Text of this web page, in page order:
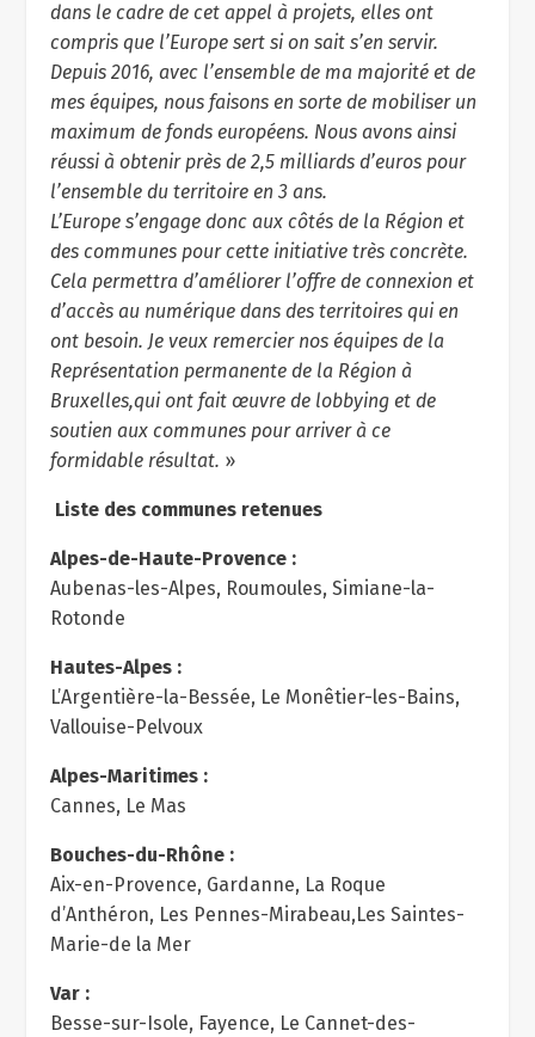
dans le cadre de cet appel à projets, elles ont
compris que l’Europe sert si on sait s’en servir.
Depuis 2016, avec l’ensemble de ma majorité et de
mes équipes, nous faisons en sorte de mobiliser un
maximum de fonds européens. Nous avons ainsi
réussi à obtenir près de 2,5 milliards d’euros pour
l’ensemble du territoire en 3 ans.
L’Europe s’engage donc aux côtés de la Région et
des communes pour cette initiative très concrète.
Cela permettra d’améliorer l’offre de connexion et
d’accès au numérique dans des territoires qui en
ont besoin. Je veux remercier nos équipes de la
Représentation permanente de la Région à
Bruxelles,qui ont fait œuvre de lobbying et de
soutien aux communes pour arriver à ce
formidable résultat. »
Liste des communes retenues
Alpes-de-Haute-Provence :
Aubenas-les-Alpes, Roumoules, Simiane-la-
Rotonde
Hautes-Alpes :
L’Argentière-la-Bessée, Le Monêtier-les-Bains,
Vallouise-Pelvoux
Alpes-Maritimes :
Cannes, Le Mas
Bouches-du-Rhône :
Aix-en-Provence, Gardanne, La Roque
d’Anthéron, Les Pennes-Mirabeau,Les Saintes-
Marie-de la Mer
Var :
Besse-sur-Isole, Fayence, Le Cannet-des-